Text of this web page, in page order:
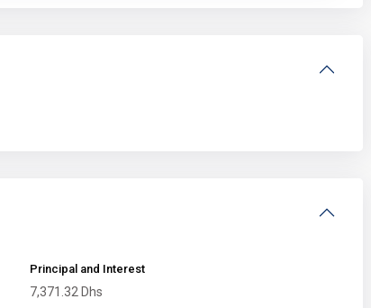
Principal and Interest
7,371.32 Dhs